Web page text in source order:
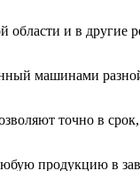
области и в
машинами
точно в
продукцию в